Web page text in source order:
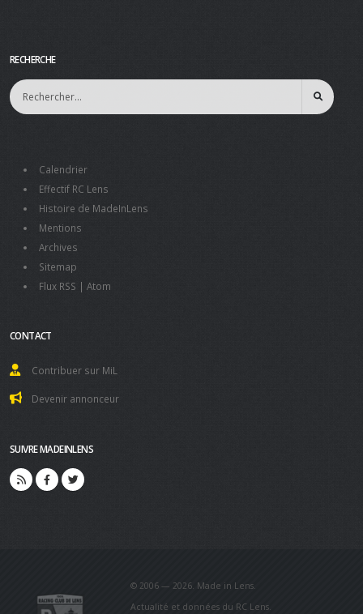
RECHERCHE
Calendrier
Effectif RC Lens
Histoire de MadeInLens
Mentions
Archives
Sitemap
Flux RSS | Atom
CONTACT
Contribuer sur MiL
Devenir annonceur
SUIVRE MADEINLENS
© 2006 — 2026. Made in Lens.
Actualité et données du RC Lens.